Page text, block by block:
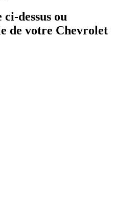
dessus ou
de votre Chevrolet